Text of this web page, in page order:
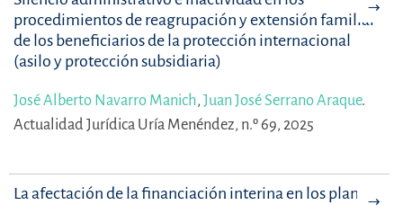
procedimientos de reagrupación y extensión familiar
de los beneficiarios de la protección internacional
(asilo y protección subsidiaria)
José Alberto Navarro Manich, Juan José Serrano Araque.
Actualidad Jurídica Uría Menéndez, n.º 69, 2025
La afectación de la financiación interina en los planes